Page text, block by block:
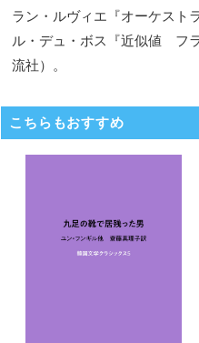
ラン・ルヴィエ『オーケスト
ル・デュ・ボス『近似値 フ
流社）。
こちらもおすすめ